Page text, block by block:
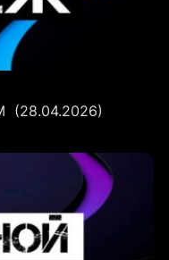
(28.04.2026)